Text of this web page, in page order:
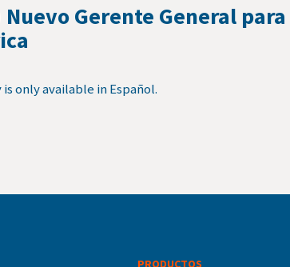
Nuevo Gerente General para
only available in Español.
PRODUCTOS